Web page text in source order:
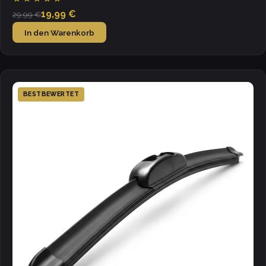
29,99 €19,99 €
In den Warenkorb
BESTBEWERTET